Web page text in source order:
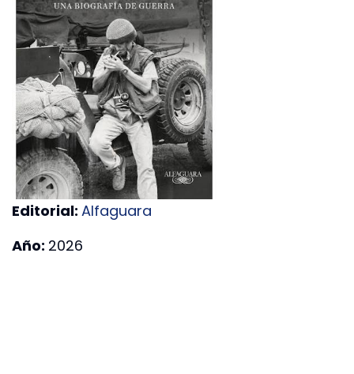
Editorial: Alfaguara
Año: 2026